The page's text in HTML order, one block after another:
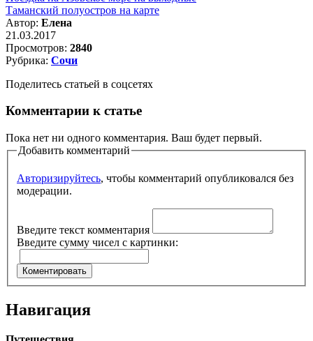
Таманский полуостров на карте
Автор: Елена
21.03.2017
Просмотров: 2840
Рубрика: Сочи
Поделитесь статьей в соцсетях
Комментарии к статье
Пока нет ни одного комментария. Ваш будет первый.
Добавить комментарий
Авторизируйтесь, чтобы комментарий опубликовался без
модерации.
Введите текст комментария
Введите сумму чисел с картинки:
Навигация